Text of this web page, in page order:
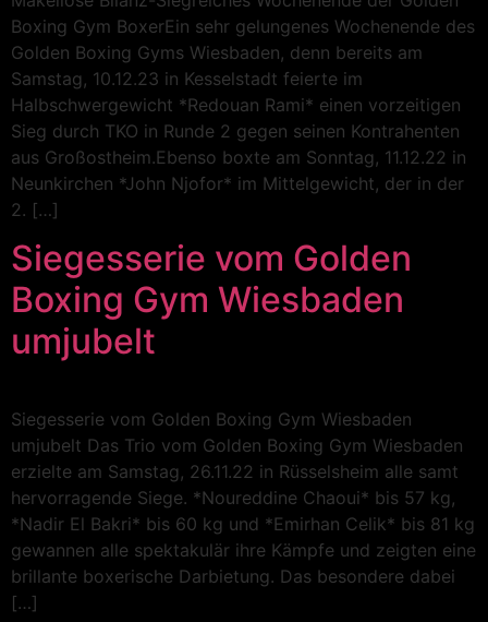
Boxing Gym BoxerEin sehr gelungenes Wochenende des
Golden Boxing Gyms Wiesbaden, denn bereits am
Samstag, 10.12.23 in Kesselstadt feierte im
Halbschwergewicht *Redouan Rami* einen vorzeitigen
Sieg durch TKO in Runde 2 gegen seinen Kontrahenten
aus Großostheim.Ebenso boxte am Sonntag, 11.12.22 in
Neunkirchen *John Njofor* im Mittelgewicht, der in der
2. […]
Siegesserie vom Golden
Boxing Gym Wiesbaden
umjubelt
Siegesserie vom Golden Boxing Gym Wiesbaden
umjubelt Das Trio vom Golden Boxing Gym Wiesbaden
erzielte am Samstag, 26.11.22 in Rüsselsheim alle samt
hervorragende Siege. *Noureddine Chaoui* bis 57 kg,
*Nadir El Bakri* bis 60 kg und *Emirhan Celik* bis 81 kg
gewannen alle spektakulär ihre Kämpfe und zeigten eine
brillante boxerische Darbietung. Das besondere dabei
[…]